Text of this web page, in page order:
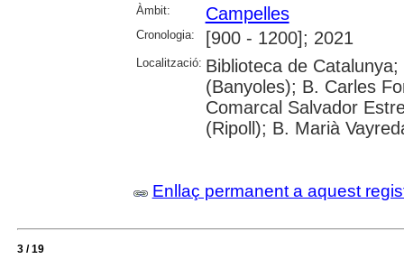
Àmbit: Campelles
Cronologia: [900 - 1200]; 2021
Localització: Biblioteca de
(Banyoles); B. Carles
Comarcal Salvador
(Ripoll); B. Marià
Enllaç permanent a aquest
3 / 19